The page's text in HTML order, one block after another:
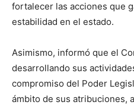
fortalecer las acciones que
estabilidad en el estado.
Asimismo, informó que el
desarrollando sus
compromiso del Poder
ámbito de sus atribuciones,